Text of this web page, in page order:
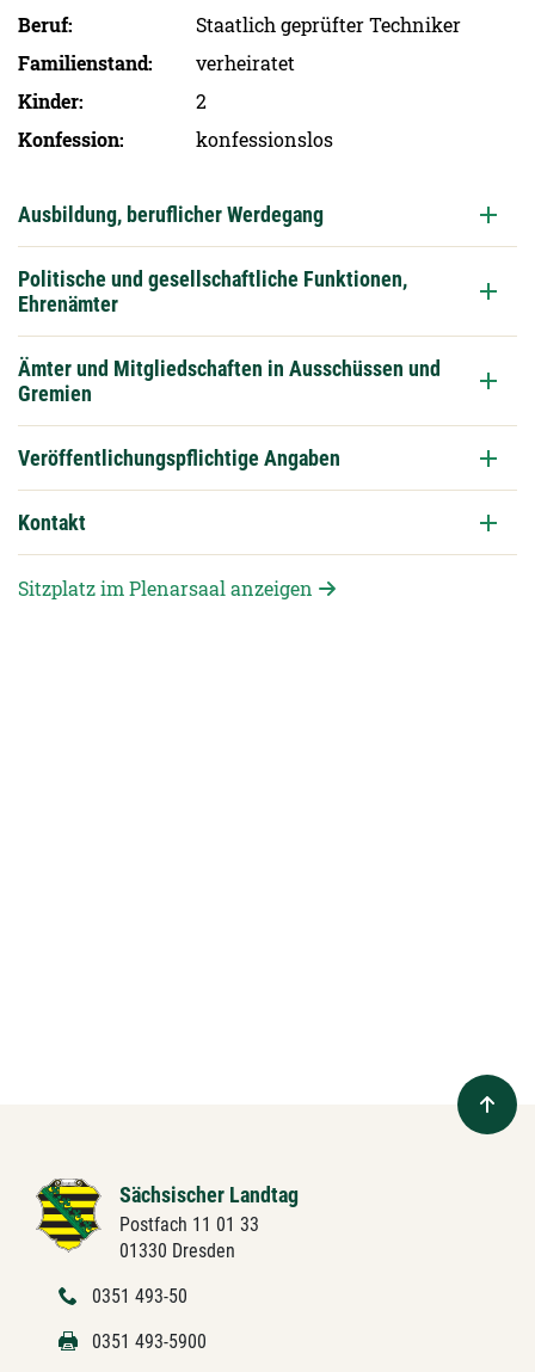
Beruf
Staatlich geprüfter Techniker
Familien­stand
verheiratet
Kinder
2
Konfession
konfessionslos
Ausbildung, beruflicher Werdegang
Politische und gesellschaftliche Funktionen,
Ehrenämter
Ämter und Mitgliedschaften in Ausschüssen und
Gremien
Veröffentlichungspflichtige Angaben
Kontakt
Sitzplatz im Plenarsaal anzeigen
Sächsischer Landtag
Postfach 11 01 33
01330 Dresden
0351 493-50
0351 493-5900